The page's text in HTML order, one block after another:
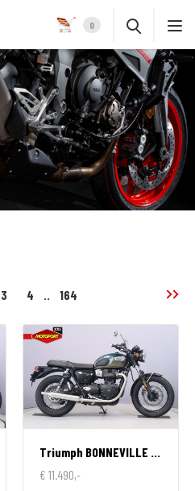
0
3 4 .. 164
Triumph BONNEVILLE T100
€ 11.490,-